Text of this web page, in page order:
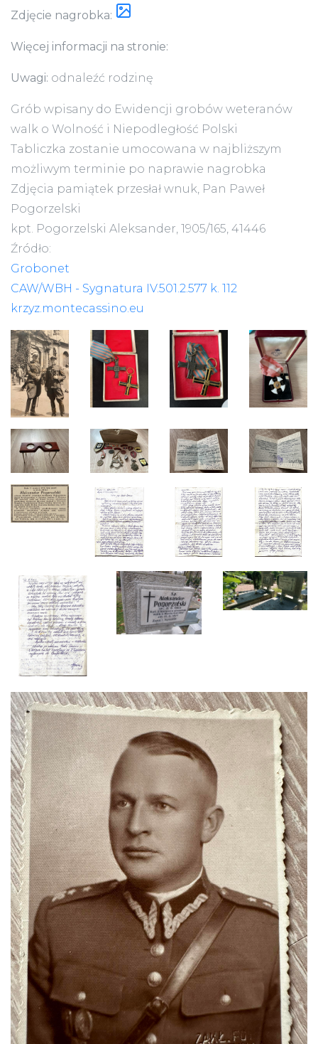
Zdjęcie nagrobka:
Więcej informacji na stronie:
Uwagi: odnaleźć rodzinę
Grób wpisany do Ewidencji grobów weteranów
walk o Wolność i Niepodległość Polski
Tabliczka zostanie umocowana w najbliższym
możliwym terminie po naprawie nagrobka
Zdjęcia pamiątek przesłał wnuk, Pan Paweł
Pogorzelski
kpt. Pogorzelski Aleksander, 1905/165, 41446
Źródło:
Grobonet
CAW/WBH - Sygnatura IV.501.2.577 k. 112
krzyz.montecassino.eu